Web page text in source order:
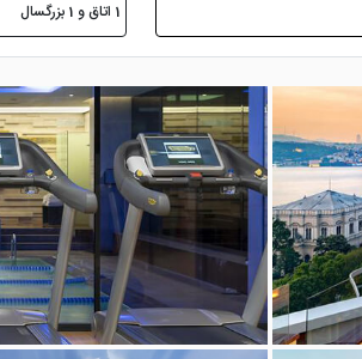
1 اتاق و 1 بزرگسال